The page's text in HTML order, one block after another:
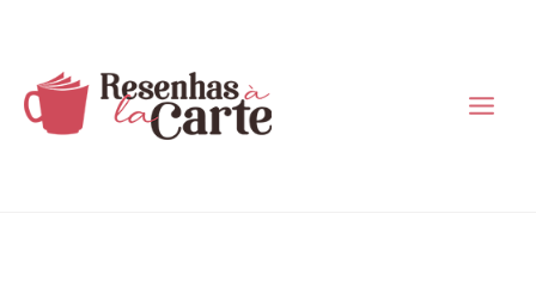
conteúdo